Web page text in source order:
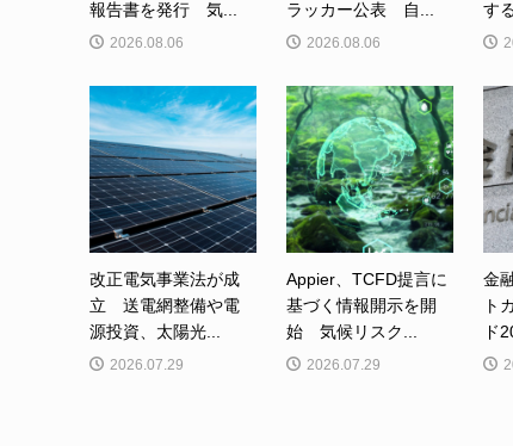
報告書を発行 気...
2026.08.06
ラッカー公表 自...
2026.08.06
す
改正電気事業法が成
立 送電網整備や電
源投資、太陽光...
2026.07.29
Appier、TCFD提言に
基づく情報開示を開
始 気候リスク...
2026.07.29
金
ト
ド